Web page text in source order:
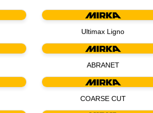
Ultimax Ligno
ABRANET
COARSE CUT